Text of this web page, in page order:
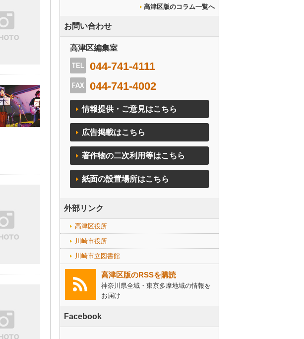
高津区版のコラム一覧へ
お問い合わせ
高津区編集室
044-741-4111
044-741-4002
情報提供・ご意見はこちら
広告掲載はこちら
著作物の二次利用等はこちら
紙面の設置場所はこちら
外部リンク
高津区役所
川崎市役所
川崎市立図書館
高津区版のRSSを購読
神奈川県全域・東京多摩地域の情報を
お届け
Facebook